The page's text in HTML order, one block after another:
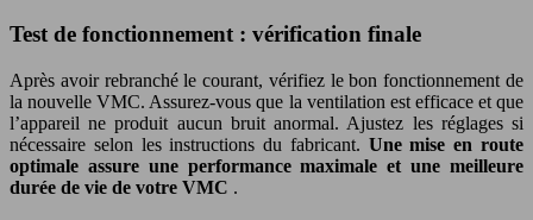
Test de fonctionnement : vérification finale
Après avoir rebranché le courant, vérifiez le bon fonctionnement de
la nouvelle VMC. Assurez-vous que la ventilation est efficace et que
l’appareil ne produit aucun bruit anormal. Ajustez les réglages si
nécessaire selon les instructions du fabricant. Une mise en route
optimale assure une performance maximale et une meilleure
durée de vie de votre VMC .